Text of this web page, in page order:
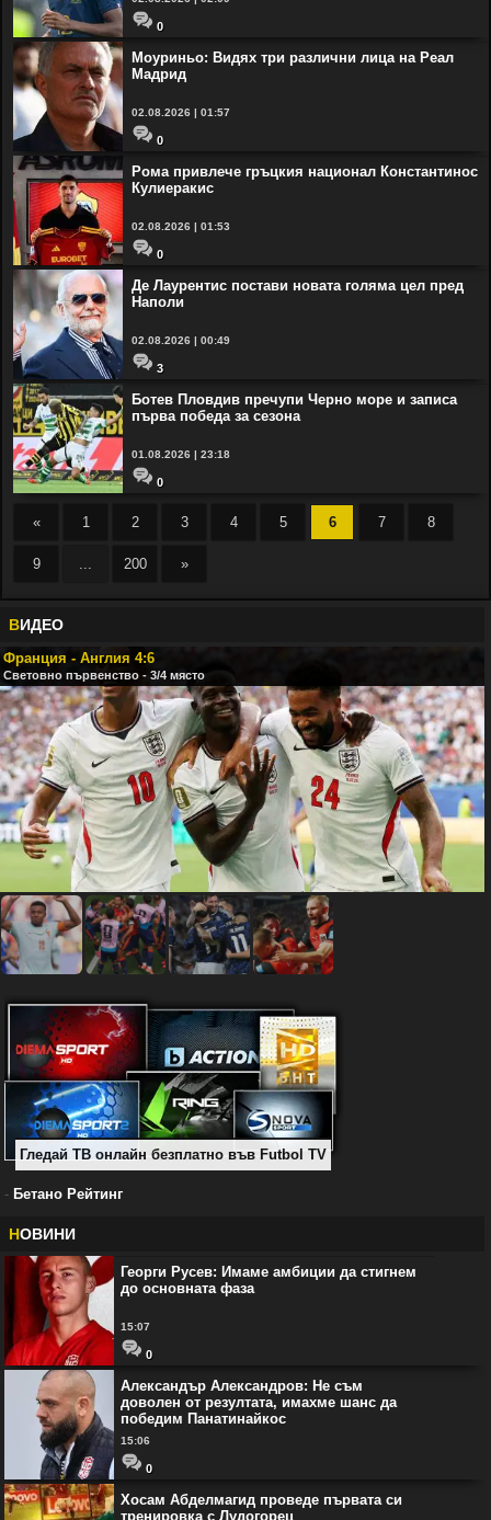
0
Моуриньо: Видях три различни лица на Реал
Мадрид
02.08.2026 | 01:57
0
Рома привлече гръцкия национал Константинос
Кулиеракис
02.08.2026 | 01:53
0
Де Лаурентис постави новата голяма цел пред
Наполи
02.08.2026 | 00:49
3
Ботев Пловдив пречупи Черно море и записа
първа победа за сезона
01.08.2026 | 23:18
0
« 1 2 3 4 5 6 7 8
9 ... 200 »
ВИДЕО
Франция - Англия 4:6
Световно първенство - 3/4 място
Гледай ТВ онлайн безплатно във Futbol TV
- Бетано Рейтинг
НОВИНИ
Георги Русев: Имаме амбиции да стигнем
до основната фаза
15:07
0
Александър Александров: Не съм
доволен от резултата, имахме шанс да
победим Панатинайкос
15:06
0
Хосам Абделмагид проведе първата си
тренировка с Лудогорец